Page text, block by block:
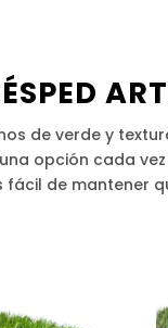
de verde y
opción cada
fácil de mantener